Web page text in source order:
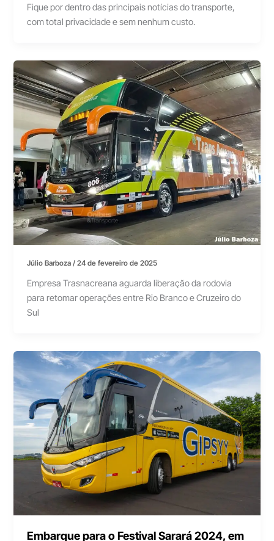
Fique por dentro das principais notícias do transporte,
com total privacidade e sem nenhum custo.
Júlio Barboza/24 de fevereiro de 2025
Empresa Trasnacreana aguarda liberação da rodovia
para retomar operações entre Rio Branco e Cruzeiro do
Sul
Embarque para o Festival Sarará 2024, em